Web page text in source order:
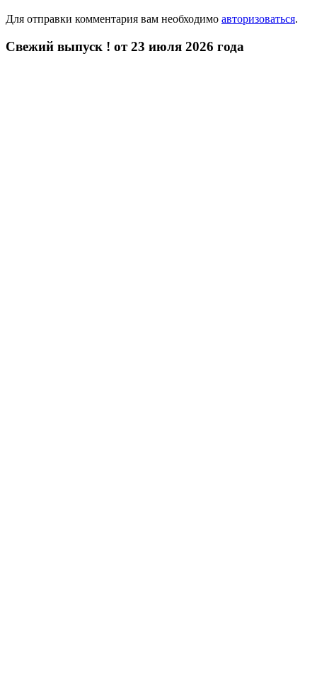
Для отправки комментария вам необходимо авторизоваться.
Свежий выпуск ! от 23 июля 2026 года